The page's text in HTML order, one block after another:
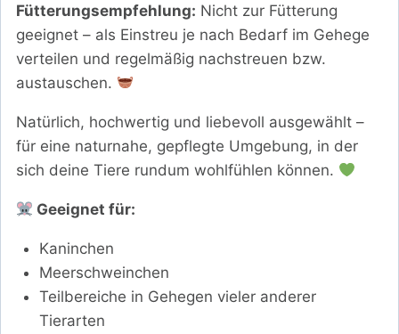
Fütterungsempfehlung: Nicht zur Fütterung
geeignet – als Einstreu je nach Bedarf im Gehege
verteilen und regelmäßig nachstreuen bzw.
austauschen.
Natürlich, hochwertig und liebevoll ausgewählt –
für eine naturnahe, gepflegte Umgebung, in der
sich deine Tiere rundum wohlfühlen können.
Geeignet für:
Kaninchen
Meerschweinchen
Teilbereiche in Gehegen vieler anderer
Tierarten